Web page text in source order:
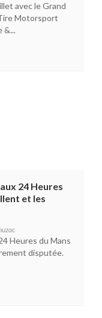
avec le Grand
Motorsport
&...
24 Heures
et les
Heures du Mans
disputée.